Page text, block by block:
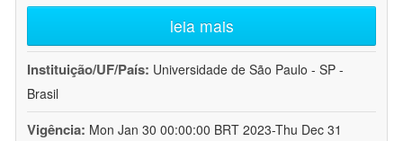
leia mais
Instituição/UF/País: Universidade de São Paulo - SP -
Brasil
Vigência: Mon Jan 30 00:00:00 BRT 2023-Thu Dec 31